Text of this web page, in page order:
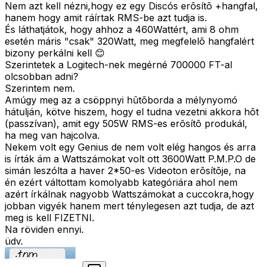
Nem azt kell nézni,hogy ez egy Discós erõsítõ +hangfal,
hanem hogy amit ráírtak RMS-be azt tudja is.
És láthatjátok, hogy ahhoz a 460Wattért, ami 8 ohm
esetén máris "csak" 320Watt, meg megfelelõ hangfalért
bizony perkálni kell 😊
Szerintetek a Logitech-nek megérné 700000 FT-al
olcsobban adni?
Szerintem nem.
Amúgy meg az a csöppnyi hûtõborda a mélynyomó
hátulján, kötve hiszem, hogy el tudna vezetni akkora hõt
(passzívan), amit egy 505W RMS-es erõsítõ produkál,
ha meg van hajcolva.
Nekem volt egy Genius de nem volt elég hangos és arra
is írták ám a Wattszámokat volt ott 3600Watt P.M.P.O de
simán leszólta a haver 2*50-es Videoton erõsítõje, na
én ezért váltottam komolyabb kategóriára ahol nem
azért írkálnak nagyobb Wattszámokat a cuccokra,hogy
jobban vigyék hanem mert ténylegesen azt tudja, de azt
meg is kell FIZETNI.
Na röviden ennyi.
üdv.